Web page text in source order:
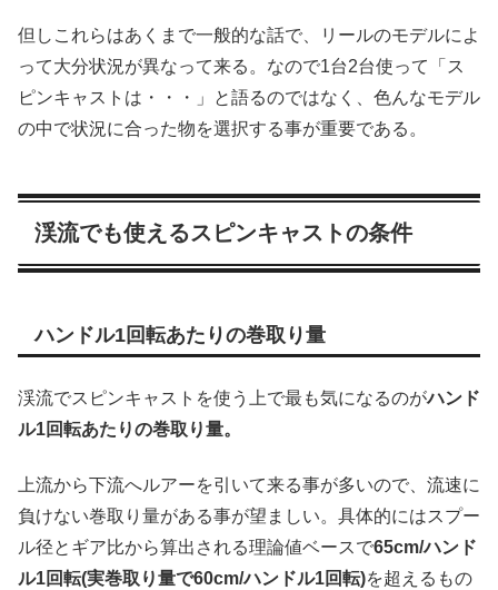
但しこれらはあくまで一般的な話で、リールのモデルによ
って大分状況が異なって来る。なので1台2台使って「ス
ピンキャストは・・・」と語るのではなく、色んなモデル
の中で状況に合った物を選択する事が重要である。
渓流でも使えるスピンキャストの条件
ハンドル1回転あたりの巻取り量
渓流でスピンキャストを使う上で最も気になるのがハンド
ル1回転あたりの巻取り量。
上流から下流へルアーを引いて来る事が多いので、流速に
負けない巻取り量がある事が望ましい。具体的にはスプー
ル径とギア比から算出される理論値ベースで65cm/ハンド
ル1回転(実巻取り量で60cm/ハンドル1回転)を超えるもの